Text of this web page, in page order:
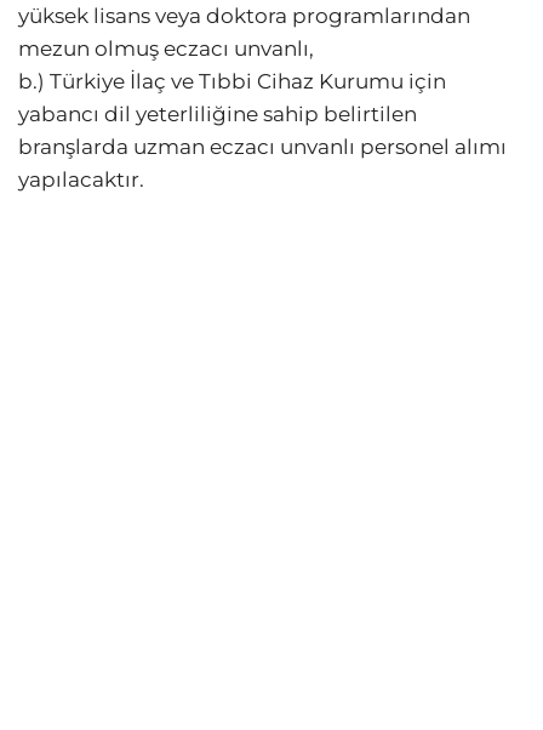
yüksek lisans veya doktora programlarından
mezun olmuş eczacı unvanlı,
b.) Türkiye İlaç ve Tıbbi Cihaz Kurumu için
yabancı dil yeterliliğine sahip belirtilen
branşlarda uzman eczacı unvanlı personel alımı
yapılacaktır.